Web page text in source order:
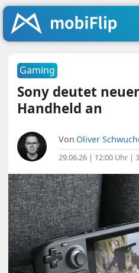
Gaming
Sony deutet
Handheld an
Von Oliver
29.06.26 | 12:00 Uhr |